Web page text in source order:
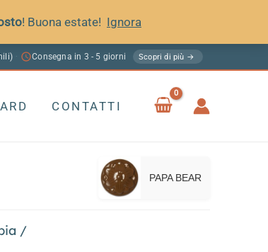
! Buona estate! Ignora
· Consegna in 3 - 5 giorni Scopri di più →
CONTATTI
PAPA BEAR
/